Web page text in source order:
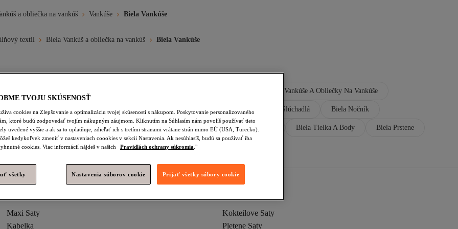
a obliečka na vankúš Vankúše Biela Vankúše
textil Biela Vankúš a obliečka na vankúš Biela Vankúše
Biela Vankúše A Obliečky Na Vankúše
Vankúšov Biela Varenie Biela Negližé Biela Líčenie Tváre Biela Slúchadlá Biela Nočník
Vesty Biela Švihadlo Vankúše A Obliečky Na Vankúše Biela Líčenie Pier Biela Tielka A Body Biela Prstene
Obliečka Na Vankúš
Maxi Saty
Kokteilove Saty
Kabelka
Pletene Saty
TVOJU SKÚSENOSŤ
cookies na Zlepšovanie a optimalizáciu tvojej skúsenosti s nákupom. Poskytovanie personalizovaného
ktoré budú zodpovedať tvojím nákupným záujmom. Kliknutím na Súhlasím nám povolíš používať tieto
uvedené vyššie a ak sa to uplatňuje, zdieľať ich s tretími stranami vrátane strán mimo EÚ (USA, Turecko).
kedykoľvek zmeniť v nastaveniach coookies v sekcii Nastavenia. Ak nesúhlasíš, budú sa používať iba
cookies. Viac informácií nájdeš v našich
Pravidlách ochrany súkromia ."
všetky Nastavenia súborov cookie Prijať všetky súbory cookie